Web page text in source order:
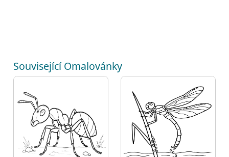
Související Omalovánky